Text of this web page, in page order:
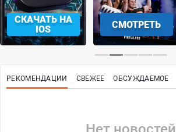
СКАЧАТЬ НА
IOS
СМОТРЕТЬ
РЕКОМЕНДАЦИИ СВЕЖЕЕ ОБСУЖДАЕМОЕ